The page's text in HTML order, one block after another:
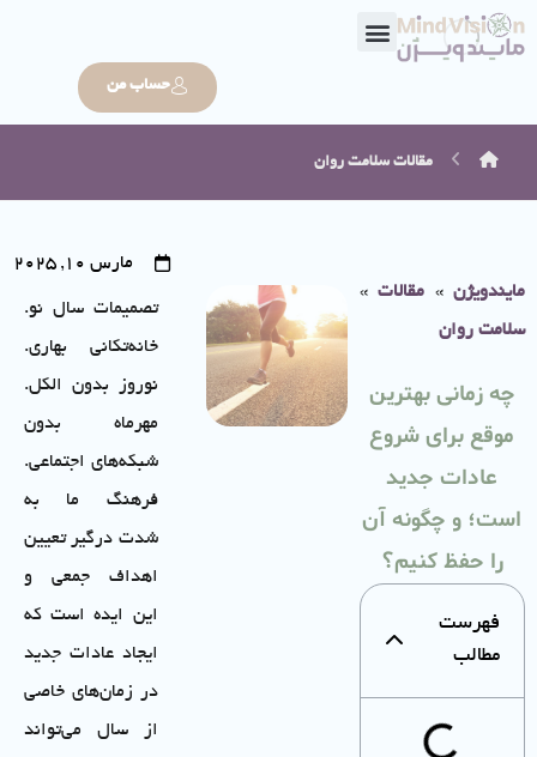
حساب من
مقالات سلامت روان
مایندویژن» مقالات»
سلامت روان
چه زمانی بهترین
موقع برای شروع
عادات جدید
است؛ و چگونه آن
را حفظ کنیم؟
فهرست
مطالب
مارس 10, 2025
تصمیمات سال نو.
خانه‌تکانی بهاری.
نوروز بدون الکل.
مهرماه بدون
شبکه‌های اجتماعی.
فرهنگ ما به
شدت درگیر تعیین
اهداف جمعی و
این ایده است که
ایجاد عادات جدید
در زمان‌های خاصی
از سال می‌تواند